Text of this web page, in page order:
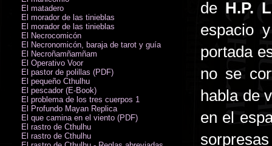
de H.P.
espacio
portada
no se
habla de
en el
El matadero
El morador de las tinieblas
El morador de las tinieblas
El Necrocomicón
El Necronomicón, baraja de tarot y guía
El Necroñamñamñam
El Operativo Voor
El pastor de polillas (PDF)
El pequeño Cthulhu
El pescador (E-Book)
El problema de los tres cuerpos 1
El Profundo Mayan Replica
El que camina en el viento (PDF)
El rastro de Cthulhu
El rastro de Cthulhu